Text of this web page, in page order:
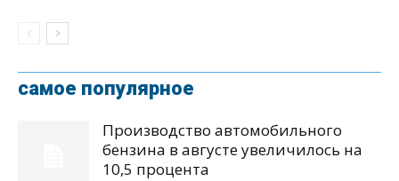
самое популярное
Производство автомобильного
бензина в августе увеличилось на
10,5 процента